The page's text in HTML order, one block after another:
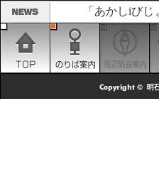
「あかしiび